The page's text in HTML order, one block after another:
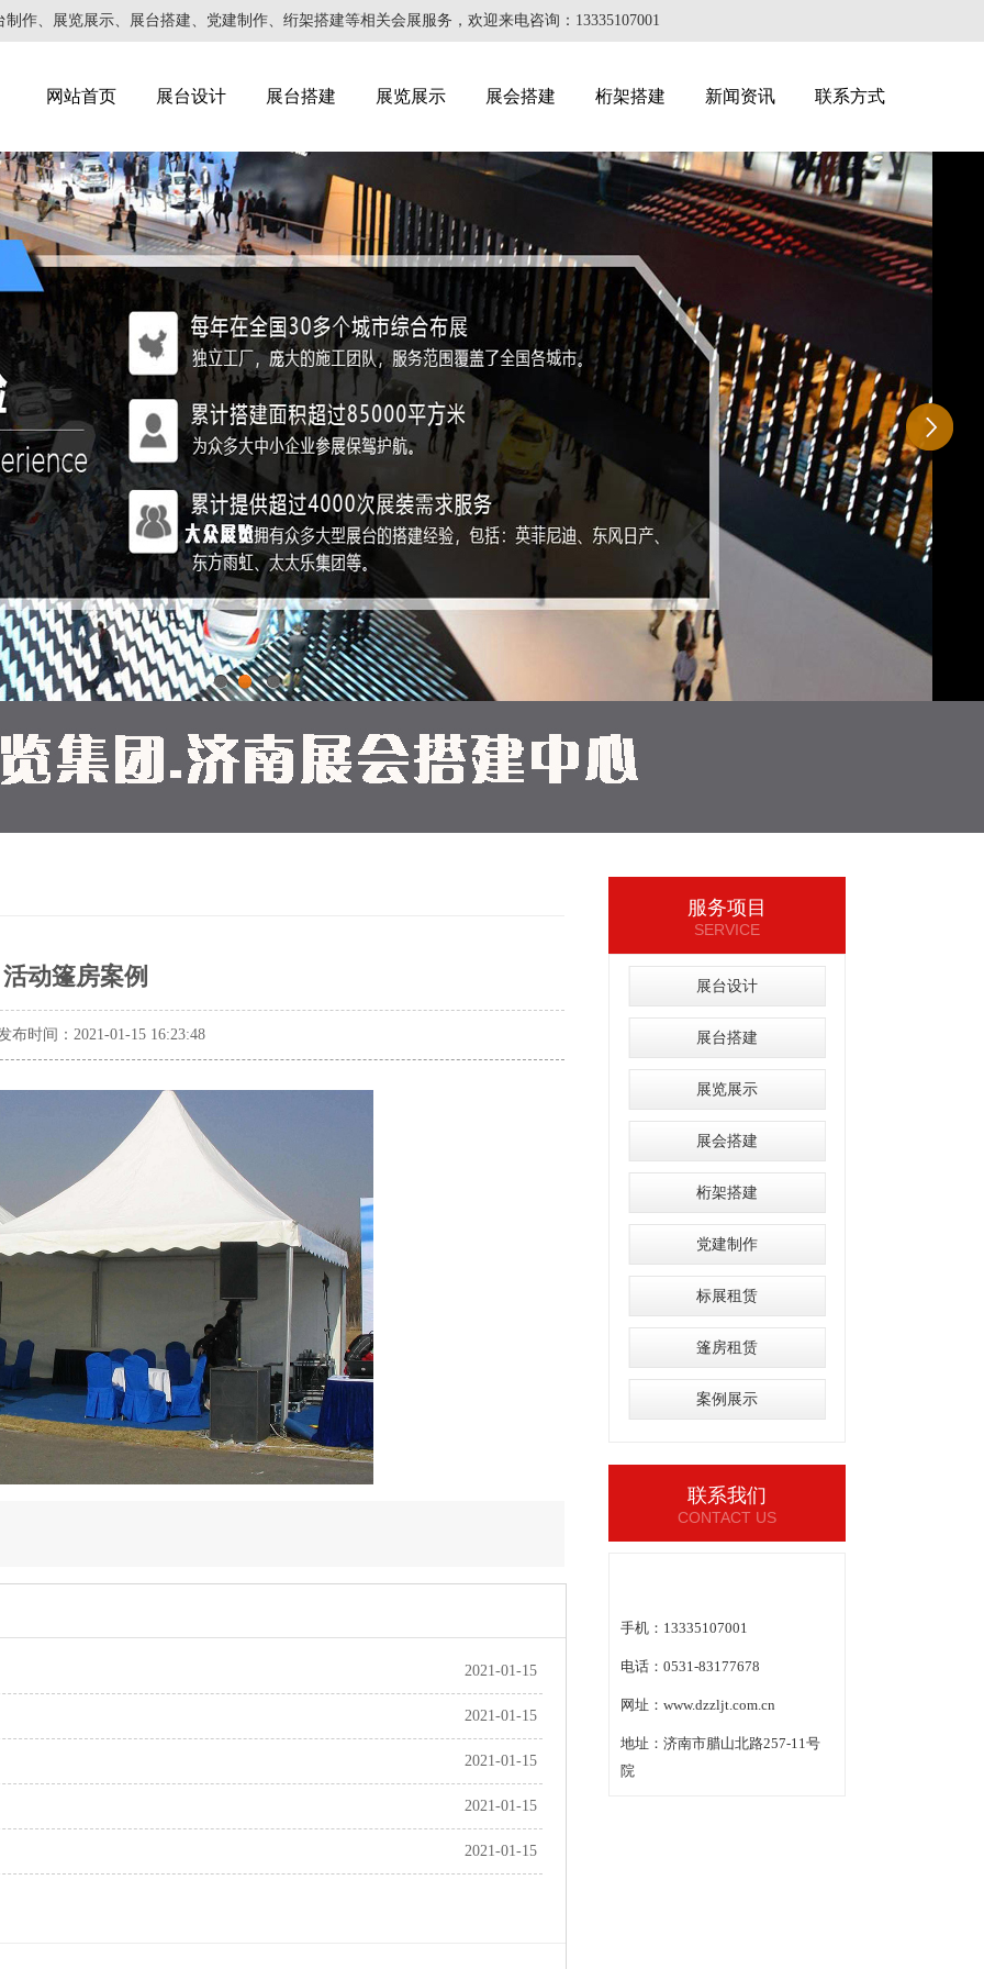
作、展览展示、展台搭建、党建制作、绗架搭建等相关会展服务，欢迎来电咨询：13335107001
网站首页 展台设计 展台搭建 展览展示 展会搭建 桁架搭建 新闻资讯 联系方式
1 2 3
活动篷房案例
布时间：2021-01-15 16:23:48
2021-01-15
2021-01-15
2021-01-15
2021-01-15
2021-01-15
服务项目
SERVICE
展台设计
展台搭建
展览展示
展会搭建
桁架搭建
党建制作
标展租赁
篷房租赁
案例展示
联系我们
CONTACT US
手机：13335107001
电话：0531-83177678
网址：www.dzzljt.com.cn
地址：济南市腊山北路257-11号
院